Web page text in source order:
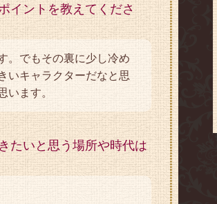
イントを教えてくださ
。でもその裏に少し冷め
いキャラクターだなと思
ます。
たいと思う場所や時代は